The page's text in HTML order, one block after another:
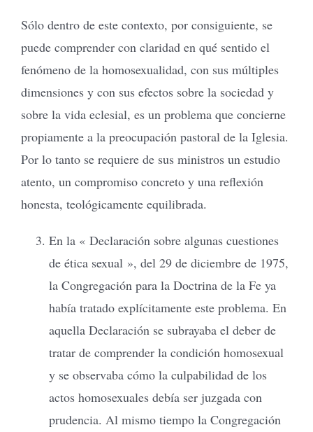
Sólo dentro de este contexto, por consiguiente, se
puede comprender con claridad en qué sentido el
fenómeno de la homosexualidad, con sus múltiples
dimensiones y con sus efectos sobre la sociedad y
sobre la vida eclesial, es un problema que concierne
propiamente a la preocupación pastoral de la Iglesia.
Por lo tanto se requiere de sus ministros un estudio
atento, un compromiso concreto y una reflexión
honesta, teológicamente equilibrada.
En la « Declaración sobre algunas cuestiones
de ética sexual », del 29 de diciembre de 1975,
la Congregación para la Doctrina de la Fe ya
había tratado explícitamente este problema. En
aquella Declaración se subrayaba el deber de
tratar de comprender la condición homosexual
y se observaba cómo la culpabilidad de los
actos homosexuales debía ser juzgada con
prudencia. Al mismo tiempo la Congregación